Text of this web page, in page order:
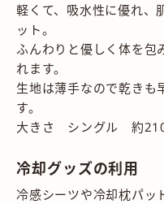
軽くて、吸水性に優れ、
ット。
ふんわりと優しく体を包
れます。
生地は薄手なので乾きも
す。
大きさ シングル 約
冷却グッズの利用
冷感シーツや冷却枕パッ